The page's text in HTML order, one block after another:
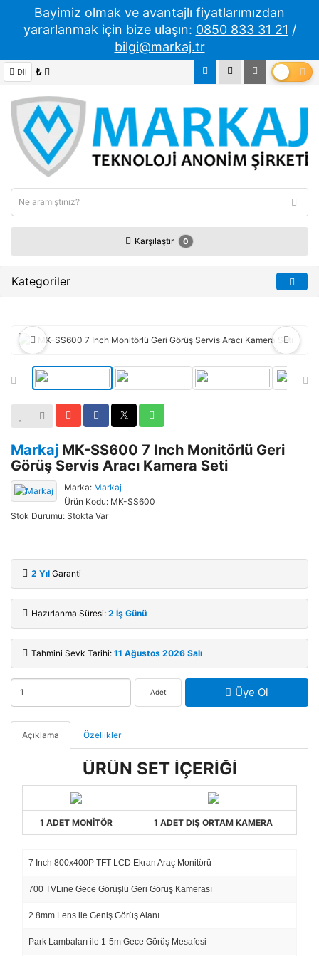
Bayimiz olmak ve avantajlı fiyatlarımızdan
yararlanmak için bize ulaşın: 0850 833 31 21 /
bilgi@markaj.tr
Dil ₺
Karşılaştır 0
Kategoriler
Markaj MK-SS600 7 Inch Monitörlü Geri
Görüş Servis Aracı Kamera Seti
Marka: Markaj
Ürün Kodu: MK-SS600
Stok Durumu: Stokta Var
2 Yıl Garanti
Hazırlanma Süresi: 2 İş Günü
Tahmini Sevk Tarihi: 11 Ağustos 2026 Salı
Adet Üye Ol
Açıklama Özellikler
ÜRÜN SET İÇERİĞİ
1 ADET MONİTÖR 1 ADET DIŞ ORTAM KAMERA
7 Inch 800x400P TFT-LCD Ekran Araç Monitörü
700 TVLine Gece Görüşlü Geri Görüş Kamerası
2.8mm Lens ile Geniş Görüş Alanı
Park Lambaları ile 1-5m Gece Görüş Mesafesi